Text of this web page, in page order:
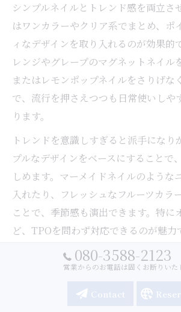
シンプルネイルとトレンド感を両立さ
はワンカラーやクリア系でまとめ、ポ
ィなデザインを取り入れるのが効果的
レンジやグレープのマグネットネイル
またはレモンポップネイルをさりげな
で、流行を押さえつつも日常使いしや
ります。
トレンドを意識しすぎると派手になり
プルなデザインをベースにすることで
しめます。マーメイドネイルのような
入れたり、フレッシュなフルーツカラ
ことで、季節感も演出できます。特に
ど、TPOを問わず対応できるのが魅力
注意点は、カラーやパーツの選択を絞
が多すぎるとまとまりがなくなるため
のがコツです。実際に「シンプルだけ
080-3588-2123
営業からのお電話は固くお断りいた
Contact